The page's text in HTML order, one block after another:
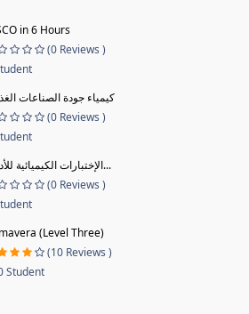
in 6 Hours
(0 Reviews )
كيمياء جودة الصناعات
(0 Reviews )
الإختبارات الكيميائية للأدلة ا...
(0 Reviews )
(Level Three)
(10 Reviews )
Student